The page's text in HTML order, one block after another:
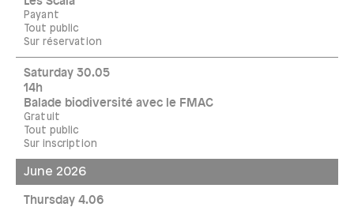
Payant
Tout public
Sur réservation
Saturday 30.05
14h
Balade biodiversité avec le FMAC
Gratuit
Tout public
Sur inscription
June 2026
Thursday 4.06